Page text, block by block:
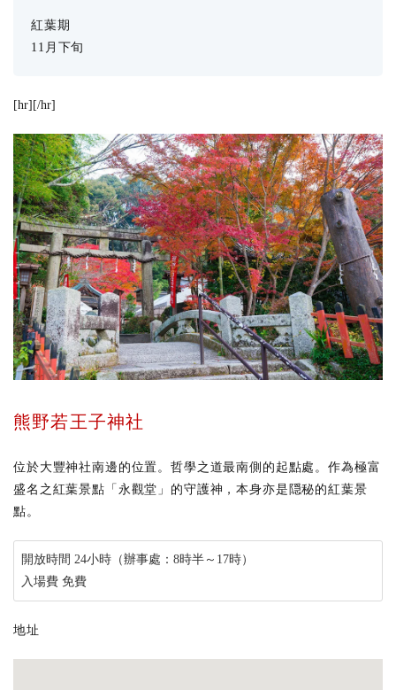
紅葉期
11月下旬
[hr][/hr]
熊野若王子神社
位於大豐神社南邊的位置。哲學之道最南側的起點處。作為極富
盛名之紅葉景點「永觀堂」的守護神，本身亦是隠秘的紅葉景
點。
開放時間 24小時（辦事處：8時半～17時）
入場費 免費
地址